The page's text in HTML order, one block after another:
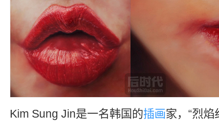
Kim Sung Jin是一名韩国的插画家，“烈